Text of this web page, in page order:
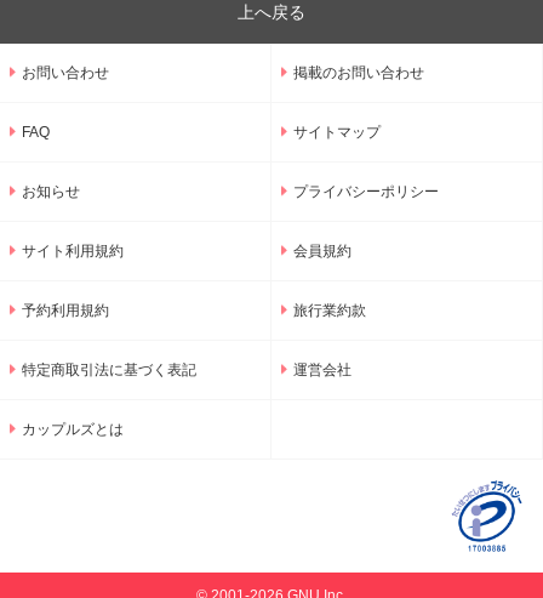
上へ戻る
お問い合わせ 掲載のお問い合わせ
FAQ サイトマップ
お知らせ プライバシーポリシー
サイト利用規約 会員規約
予約利用規約 旅行業約款
特定商取引法に基づく表記 運営会社
カップルズとは